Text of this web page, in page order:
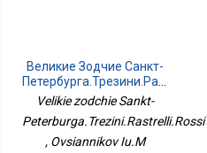
Великие Зодчие Санкт-
Velikie zodchie Sankt-
Peterburga.Trezini.Rastrelli.Rossi
, Ovsiannikov Iu.M